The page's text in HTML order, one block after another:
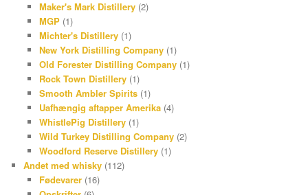
Maker's Mark Distillery(2)
MGP(1)
Michter's Distillery(1)
New York Distilling Company(1)
Old Forester Distilling Company(1)
Rock Town Distillery(1)
Smooth Ambler Spirits(1)
Uafhængig aftapper Amerika(4)
WhistlePig Distillery(1)
Wild Turkey Distilling Company(2)
Woodford Reserve Distillery(1)
Andet med whisky (112)
Fødevarer(16)